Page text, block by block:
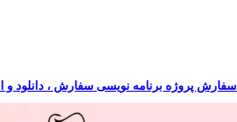
سفارش پروژه برنامه نویسی سفارش ، دانلود و